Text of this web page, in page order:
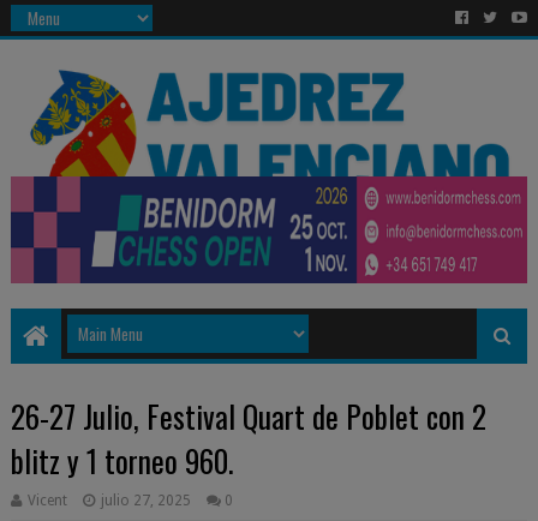
26-27 Julio, Festival Quart de Poblet con 2
blitz y 1 torneo 960.
Vicent julio 27, 2025 0